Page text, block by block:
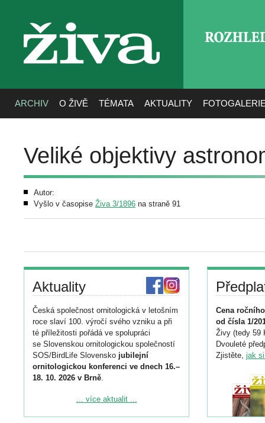
živa
ARCHIV O ŽIVĚ TÉMATA AKTUALITY
Veliké objektivy
Autor:
Vyšlo v časopise Živa 3/1896 na straně 91
Aktuality
Česká společnost ornitologická v letošním
roce slaví 100. výročí svého vzniku a při
té příležitosti pořádá ve spolupráci
se Slovenskou ornitologickou společností
SOS/BirdLife Slovensko jubilejní
ornitologickou konferenci ve dnech 16.–
18. 10. 2026 v Brně.
Podrobnější informace ke konferenci
... více aktualit ...
Cena
od čísla 1/
Živy (tedy 59
Dvouleté
Zjistěte, jak